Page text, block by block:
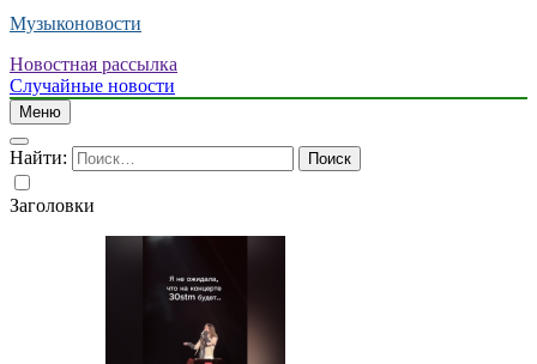
Музыконовости
Новостная рассылка
Случайные новости
Меню
Найти:
Заголовки